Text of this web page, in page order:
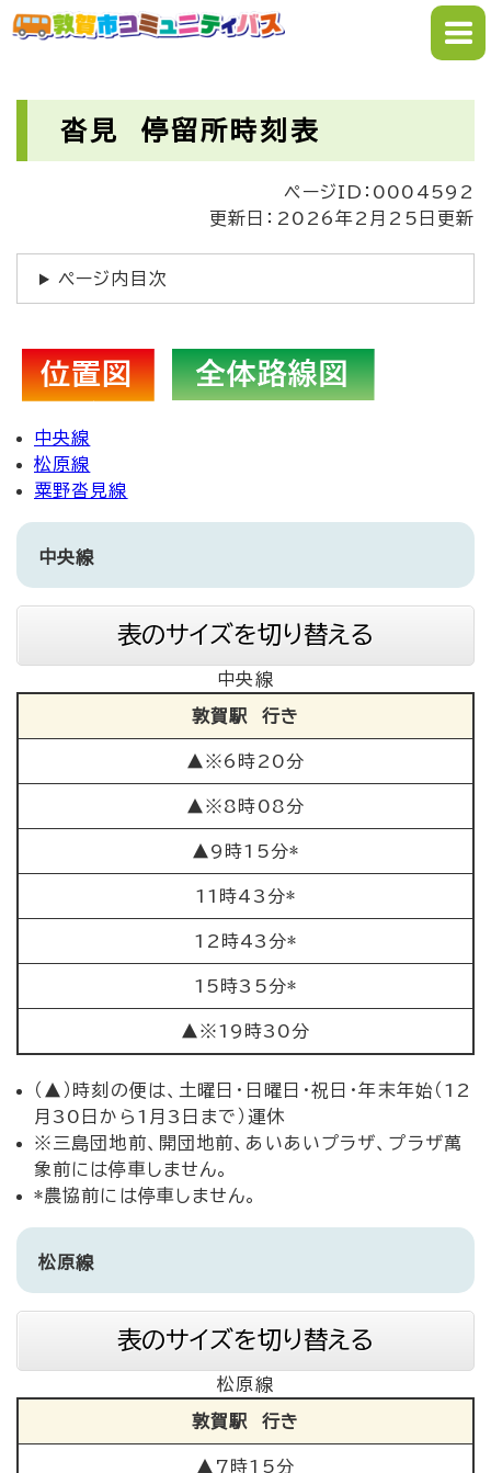
ペ
ー
メニューを飛ばして本文へ
沓見 停留所時刻表
ページID：0004592
更新日：2026年2月25日更新
ページ内目次
中央線
松原線
粟野沓見線
中央線
表のサイズを切り替える
中央線
敦賀駅 行き
▲※6時20分
▲※8時08分
▲9時15分*
11時43分*
12時43分*
15時35分*
▲※19時30分
（▲）時刻の便は、土曜日・日曜日・祝日・年末年始（12
月30日から1月3日まで）運休
※三島団地前、開団地前、あいあいプラザ、プラザ萬
象前には停車しません。
*農協前には停車しません。
松原線
表のサイズを切り替える
松原線
敦賀駅 行き
▲7時15分